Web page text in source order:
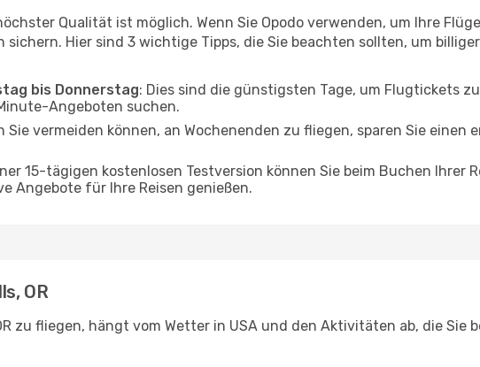
Qualität ist möglich. Wenn Sie Opodo verwenden, um Ihre
sichern. Hier sind 3 wichtige Tipps, die Sie beachten sollten, um
bis Donnerstag: Dies sind die günstigsten Tage, um Flugtickets
Angeboten suchen.
Sie vermeiden können, an Wochenenden zu fliegen, sparen Sie einen
15-tägigen kostenlosen Testversion können Sie beim Buchen Ihrer
Angebote für Ihre Reisen genießen.
OR
zu fliegen, hängt vom Wetter in USA und den Aktivitäten ab, die Sie